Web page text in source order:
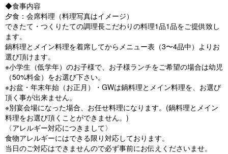
◆食事内容
夕食：会席料理（料理写真はイメージ）
できたて・つくりたての調理長こだわりの料理1品1品をご提供致し
ます。
鍋料理とメイン料理を着席してからメニュー表（3〜4品中）よりお
選び頂けます。
※小学生（低学年）のお子様で、お子様ランチをご希望の場合は幼児
（50%料金）をお選び下さい。
※お盆・年末年始（お正月）・GWは鍋料理とメイン料理を、お選び
頂く事が出来ません。
※別宴会場になった場合、お任せ料理になります。(鍋料理とメイン
料理をお選び頂くことができません。)
〈アレルギー対応につきまして〉
食物アレルギーにはできる限り対応しております。
当日のご対応はできませんので必ず事前にお伝えくださいませ。